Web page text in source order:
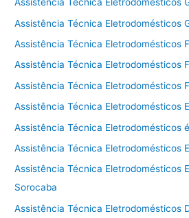
Assistência Técnica Eletrodomésticos
Assistência Técnica Eletrodomésticos
Assistência Técnica Eletrodomésticos
Assistência Técnica Eletrodomésticos
Assistência Técnica Eletrodomésticos
Assistência Técnica Eletrodomésticos
Assistência Técnica Eletrodomésticos
Assistência Técnica Eletrodomésticos
Sorocaba
Assistência Técnica Eletrodomésticos